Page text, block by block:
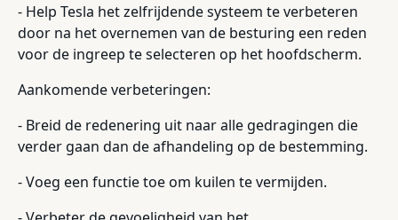
- Help Tesla het zelfrijdende systeem te verbeteren
door na het overnemen van de besturing een reden
voor de ingreep te selecteren op het hoofdscherm.
Aankomende verbeteringen:
- Breid de redenering uit naar alle gedragingen die
verder gaan dan de afhandeling op de bestemming.
- Voeg een functie toe om kuilen te vermijden.